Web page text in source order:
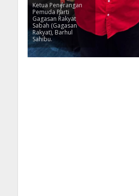
Ketua Penerangan
Pemuda Parti
Gagasan Rakyat
Sabah (Gagasan
Rakyat), Barhul
Sahibu.